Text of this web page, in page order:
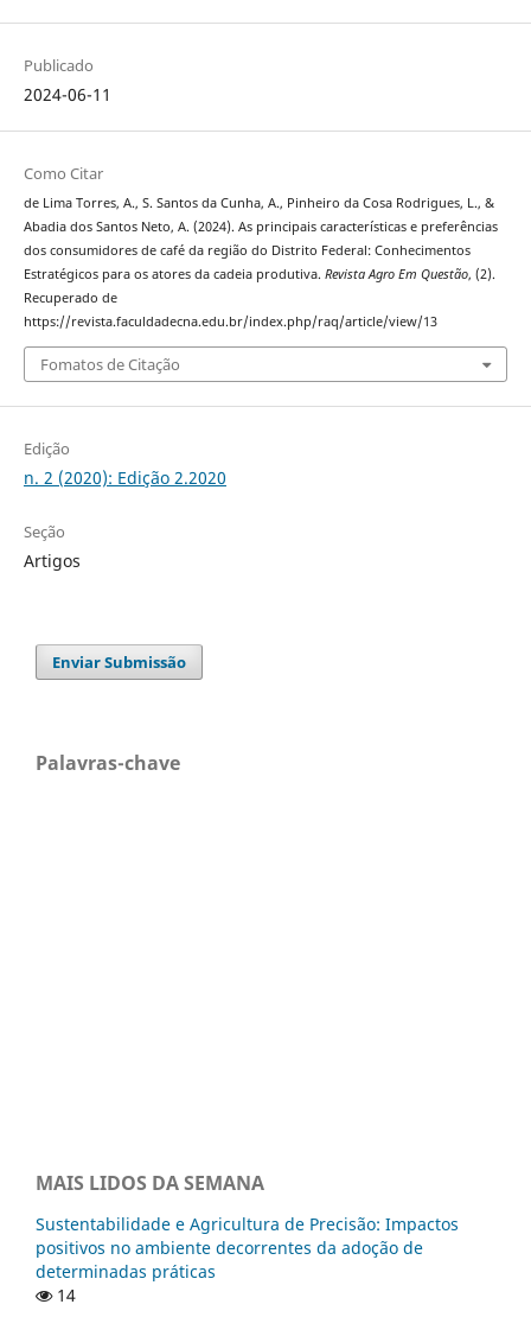
Publicado
2024-06-11
Como Citar
de Lima Torres, A., S. Santos da Cunha, A., Pinheiro da Cosa Rodrigues, L., &
Abadia dos Santos Neto, A. (2024). As principais características e preferências
dos consumidores de café da região do Distrito Federal: Conhecimentos
Estratégicos para os atores da cadeia produtiva. Revista Agro Em Questão, (2).
Recuperado de
https://revista.faculdadecna.edu.br/index.php/raq/article/view/13
Fomatos de Citação
Edição
n. 2 (2020): Edição 2.2020
Seção
Artigos
Enviar Submissão
Palavras-chave
MAIS LIDOS DA SEMANA
Sustentabilidade e Agricultura de Precisão: Impactos
positivos no ambiente decorrentes da adoção de
determinadas práticas
14